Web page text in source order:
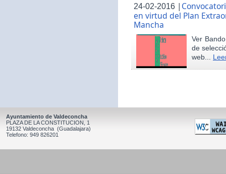
24-02-2016 |
en virtud del Plan
Mancha
Ver
de
web...
Ayuntamiento de Valdeconcha
PLAZA DE LA CONSTITUCION, 1
19132 Valdeconcha (Guadalajara)
Telefono: 949 826201